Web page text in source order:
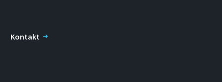
Kontakt